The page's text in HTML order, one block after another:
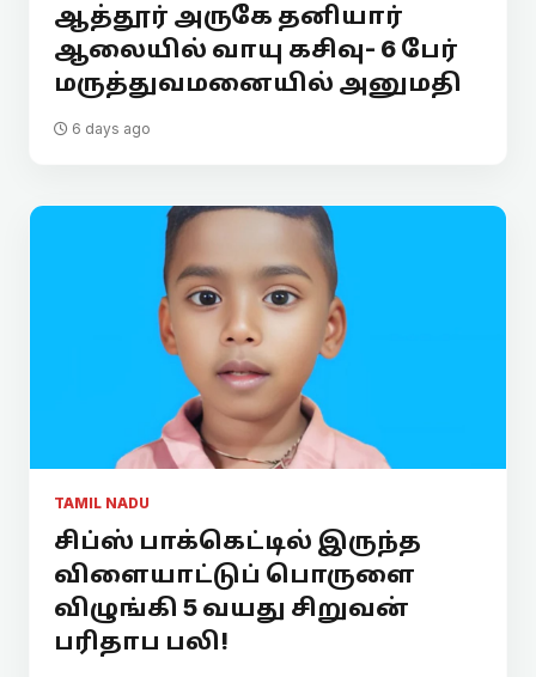
ஆத்தூர் அருகே தனியார்
ஆலையில் வாயு கசிவு- 6 பேர்
மருத்துவமனையில் அனுமதி
6 days ago
TAMIL NADU
சிப்ஸ் பாக்கெட்டில் இருந்த
விளையாட்டுப் பொருளை
விழுங்கி 5 வயது சிறுவன்
பரிதாப பலி!